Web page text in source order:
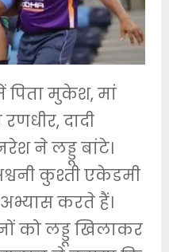
पिता मुकेश, मां
दादी
ने लड्डू बांटे।
कुश्ती एकेडमी
करते हैं।
को लड्डू खिलाकर